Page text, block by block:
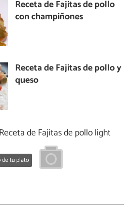
Receta de Fajitas de pollo
con champiñones
Receta de Fajitas de pollo y
queso
Receta de Fajitas de pollo light
de tu plato